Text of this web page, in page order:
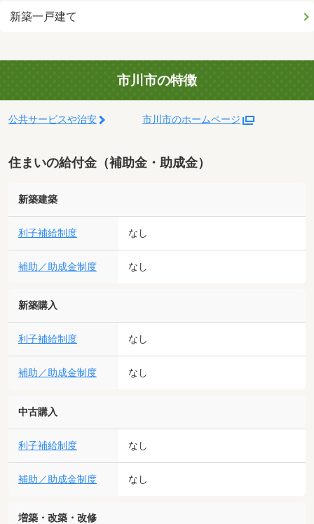
新築一戸建て
市川市の特徴
公共サービスや治安 市川市のホームページ
住まいの給付金（補助金・助成金）
新築建築
利子補給制度 なし
補助／助成金制度 なし
新築購入
利子補給制度 なし
補助／助成金制度 なし
中古購入
利子補給制度 なし
補助／助成金制度 なし
増築・改築・改修